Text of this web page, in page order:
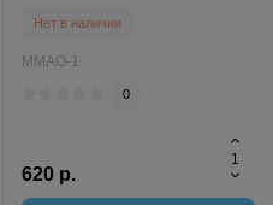
Нет в наличии
MMAO-1
0
620 р.